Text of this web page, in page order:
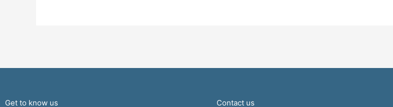
Get to know us Contact us